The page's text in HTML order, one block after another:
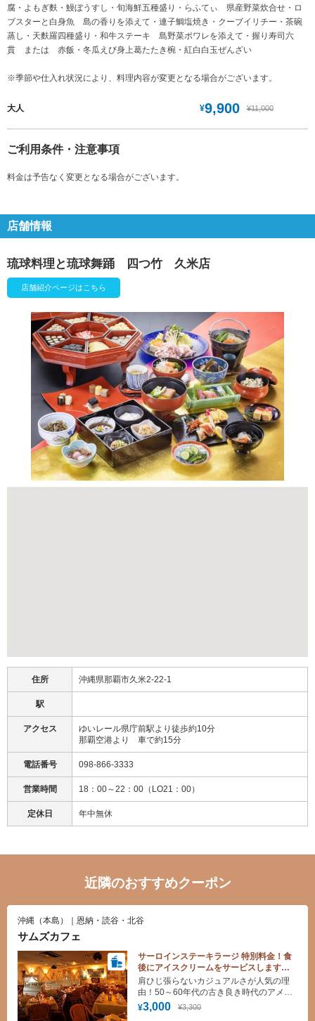
腐・よもぎ麩・鰻ぼうすし・旬海鮮五種盛り・らふてぃ 県産野菜炊合せ・ロ
ブスターと白身魚 島の香りを添えて・連子鯛塩焼き・クーブイリチー・茶碗
蒸し・天麩羅四種盛り・和牛ステーキ 島野菜ポワレを添えて・握り寿司六
貫 または 赤飯・冬瓜えび身上葛たたき椀・紅白白玉ぜんざい
※季節や仕入れ状況により、料理内容が変更となる場合がございます。
大人 ¥9,900 ¥11,000
ご利用条件・注意事項
料金は予告なく変更となる場合がございます。
店舗情報
琉球料理と琉球舞踊 四つ竹 久米店
店舗紹介ページはこちら
住所 沖縄県那覇市久米2-22-1
駅
アクセス
ゆいレール県庁前駅より徒歩約10分
那覇空港より 車で約15分
電話番号 098-866-3333
営業時間 18：00～22：00（LO21：00）
定休日 年中無休
近隣のおすすめクーポン
沖縄（本島）｜恩納・読谷・北谷
サムズカフェ
サーロインステーキラージ 特別料金！食
後にアイスクリームをサービスします
♪（トクトククーポン、オリジナルメニュ
ー）
¥3,000 ¥3,300
肩ひじ張らないカジュアルさが人気の理
由！50～60年代の古き良き時代のアメリ
カを再現したアメリカンカフェスタイル
のレストラン。オールディーズをBGM